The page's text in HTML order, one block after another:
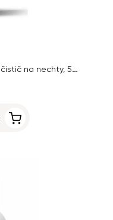
ENII Hybrid Cleaner - zosilnený čistič na nechty, 550 ml